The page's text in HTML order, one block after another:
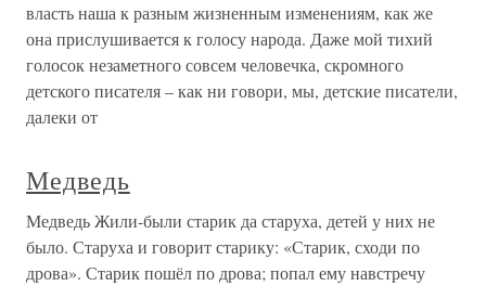
власть наша к разным жизненным изменениям, как же
она прислушивается к голосу народа. Даже мой тихий
голосок незаметного совсем человечка, скромного
детского писателя – как ни говори, мы, детские писатели,
далеки от
Медведь
Медведь Жили-были старик да старуха, детей у них не
было. Старуха и говорит старику: «Старик, сходи по
дрова». Старик пошёл по дрова; попал ему навстречу